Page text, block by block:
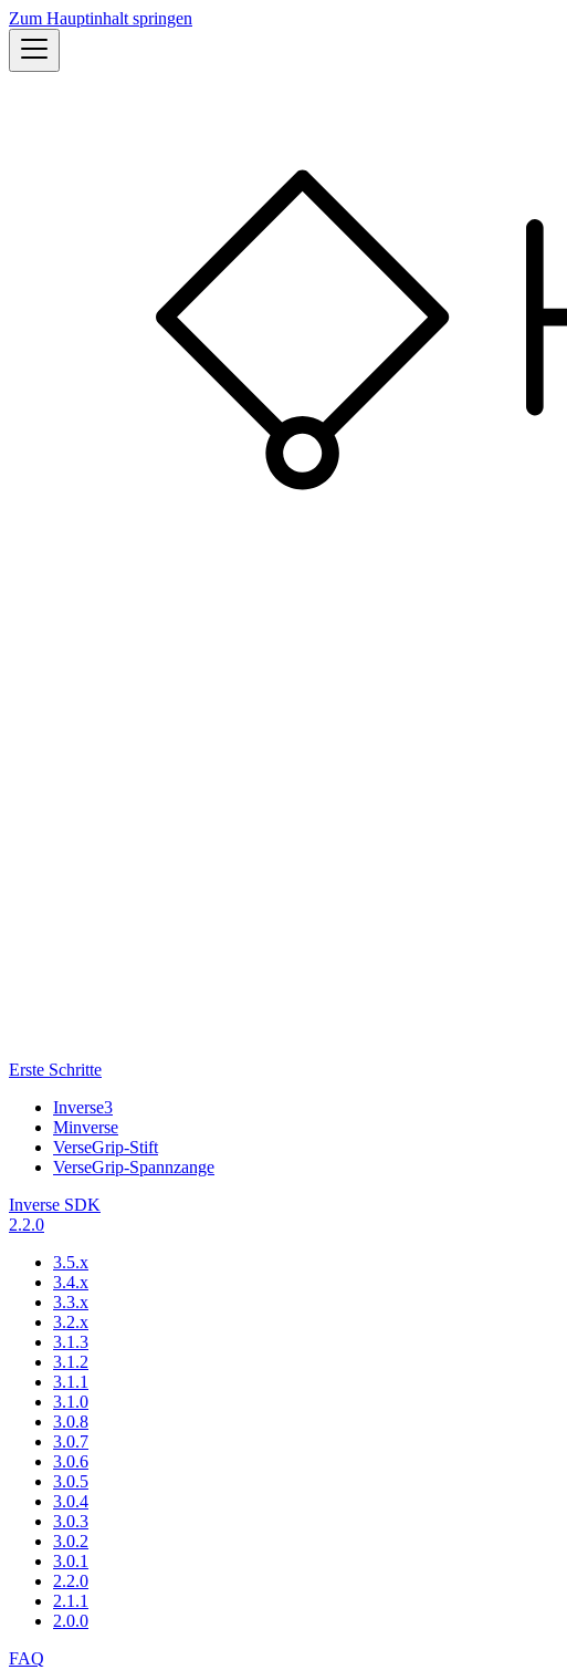
Zum Hauptinhalt springen
Erste Schritte
Inverse3
Minverse
VerseGrip-Stift
VerseGrip-Spannzange
Inverse SDK
2.2.0
3.5.x
3.4.x
3.3.x
3.2.x
3.1.3
3.1.2
3.1.1
3.1.0
3.0.8
3.0.7
3.0.6
3.0.5
3.0.4
3.0.3
3.0.2
3.0.1
2.2.0
2.1.1
2.0.0
FAQ